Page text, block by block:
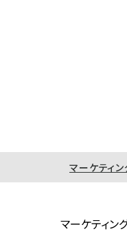
マーケティン
マーケティン